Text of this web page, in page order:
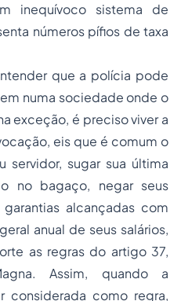
inequívoco sistema de
números pífios de taxa
que a polícia pode
numa sociedade onde o
exceção, é preciso viver a
eis que é comum o
servidor, sugar sua última
no bagaço, negar seus
alcançadas com
anual de seus salários,
as regras do artigo 37,
Assim, quando a
considerada como regra,